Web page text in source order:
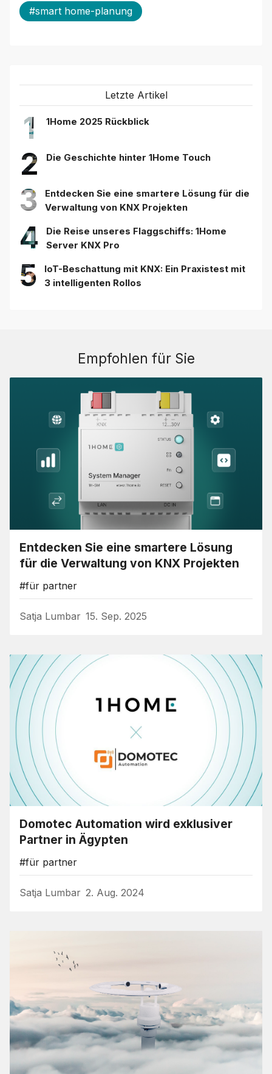
#smart home-planung
Letzte Artikel
1 1Home 2025 Rückblick
2 Die Geschichte hinter 1Home Touch
3
Entdecken Sie eine smartere Lösung für die
Verwaltung von KNX Projekten
4
Die Reise unseres Flaggschiffs: 1Home
Server KNX Pro
5
IoT-Beschattung mit KNX: Ein Praxistest mit
3 intelligenten Rollos
Empfohlen für Sie
Entdecken Sie eine smartere Lösung
für die Verwaltung von KNX Projekten
#für partner
Satja Lumbar 15. Sep. 2025
Domotec Automation wird exklusiver
Partner in Ägypten
#für partner
Satja Lumbar 2. Aug. 2024